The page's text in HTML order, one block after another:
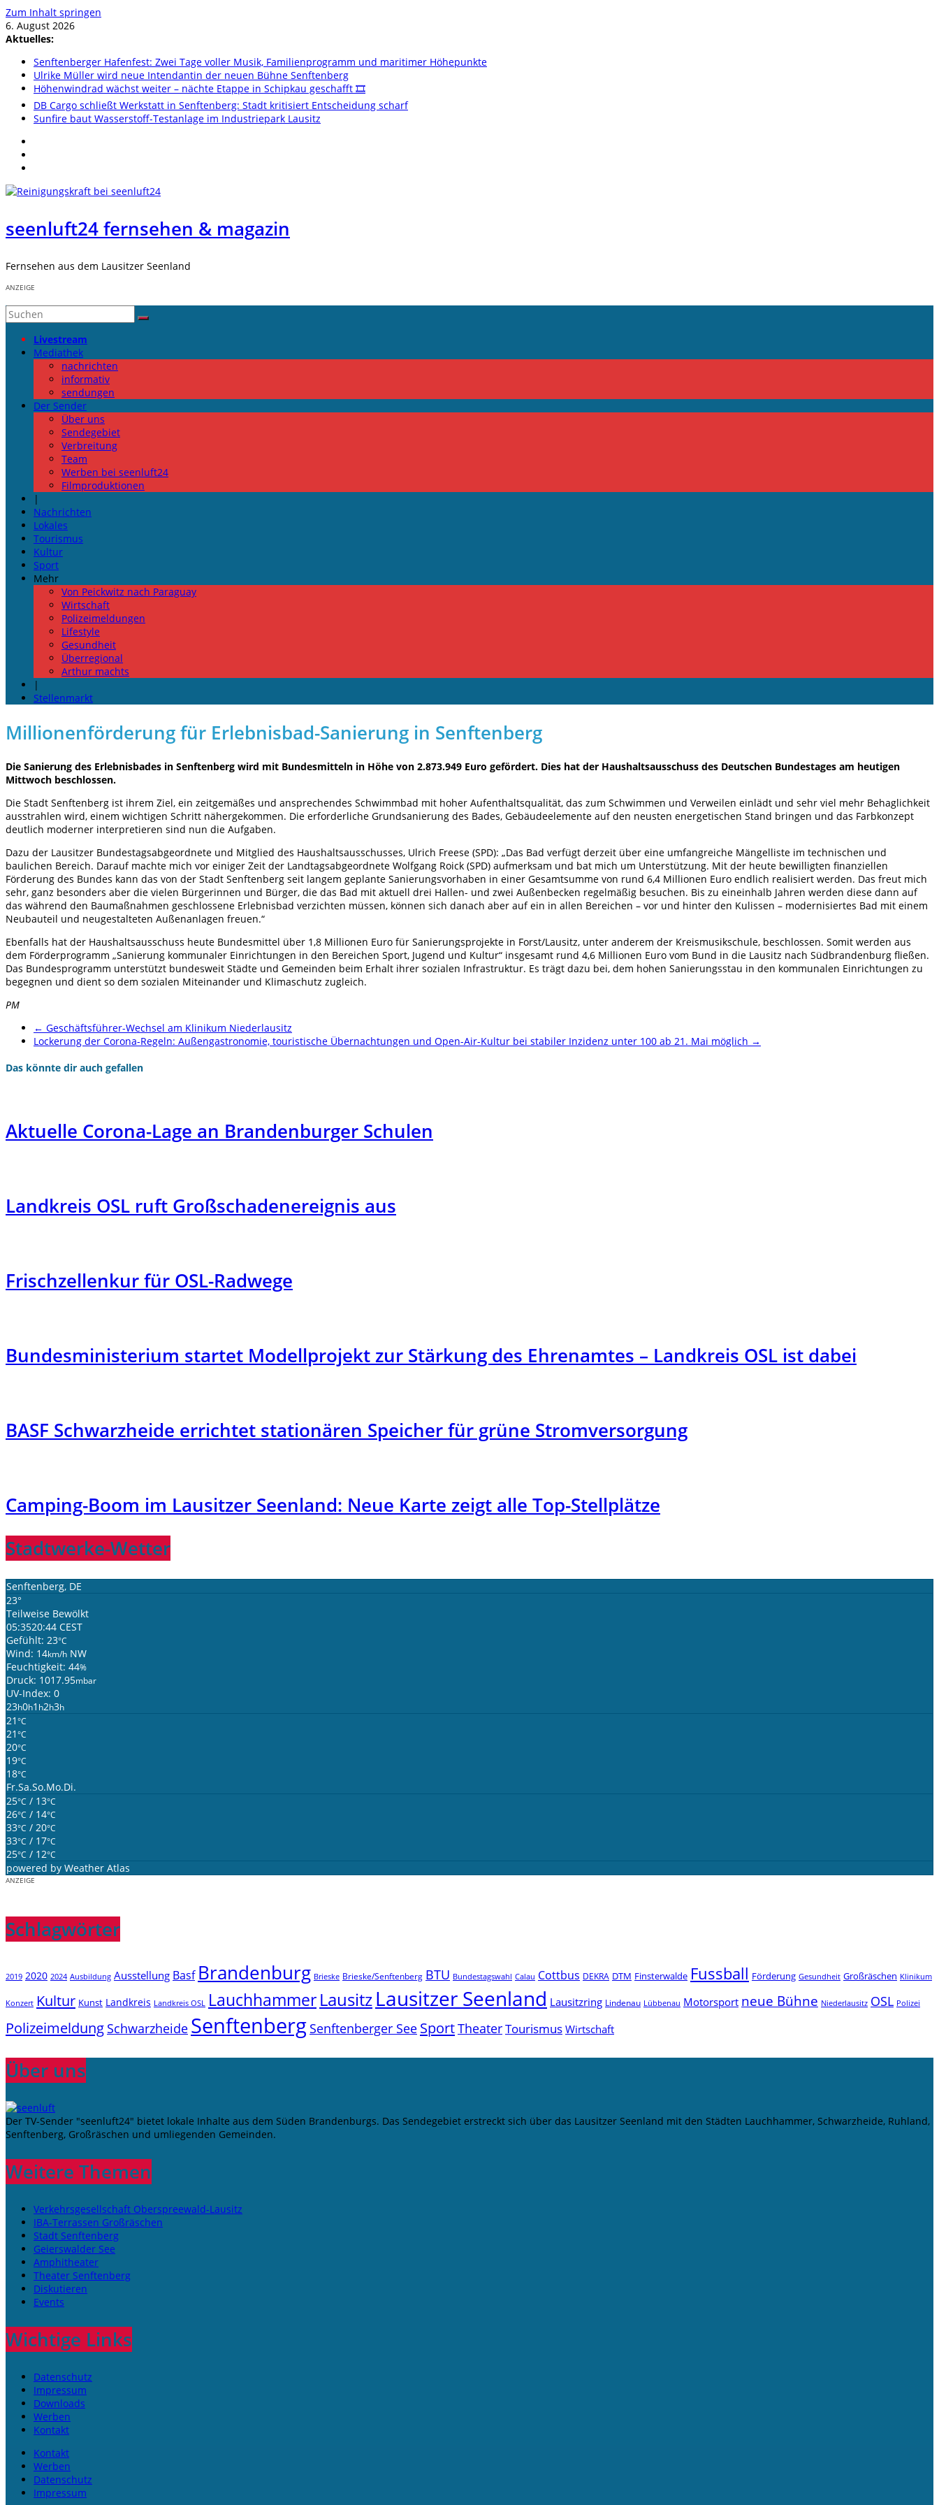
Zum Inhalt springen
6. August 2026
Aktuelles:
Senftenberger Hafenfest: Zwei Tage voller Musik, Familienprogramm und maritimer Höhepunkte
Ulrike Müller wird neue Intendantin der neuen Bühne Senftenberg
Höhenwindrad wächst weiter – nächte Etappe in Schipkau geschafft 🎞️
DB Cargo schließt Werkstatt in Senftenberg: Stadt kritisiert Entscheidung scharf
Sunfire baut Wasserstoff-Testanlage im Industriepark Lausitz
seenluft24 fernsehen & magazin
Fernsehen aus dem Lausitzer Seenland
ANZEIGE
Livestream
Mediathek
nachrichten
informativ
sendungen
Der Sender
Über uns
Sendegebiet
Verbreitung
Team
Werben bei seenluft24
Filmproduktionen
|
Nachrichten
Lokales
Tourismus
Kultur
Sport
Mehr
Von Peickwitz nach Paraguay
Wirtschaft
Polizeimeldungen
Lifestyle
Gesundheit
Überregional
Arthur machts
|
Stellenmarkt
Millionenförderung für Erlebnisbad-Sanierung in Senftenberg
Die Sanierung des Erlebnisbades in Senftenberg wird mit Bundesmitteln in Höhe von 2.873.949 Euro gefördert. Dies hat der Haushaltsausschuss des Deutschen Bundestages am heutigen
Mittwoch beschlossen.
Die Stadt Senftenberg ist ihrem Ziel, ein zeitgemäßes und ansprechendes Schwimmbad mit hoher Aufenthaltsqualität, das zum Schwimmen und Verweilen einlädt und sehr viel mehr Behaglichkeit
ausstrahlen wird, einem wichtigen Schritt nähergekommen. Die erforderliche Grundsanierung des Bades, Gebäudeelemente auf den neusten energetischen Stand bringen und das Farbkonzept
deutlich moderner interpretieren sind nun die Aufgaben.
Dazu der Lausitzer Bundestagsabgeordnete und Mitglied des Haushaltsausschusses, Ulrich Freese (SPD): „Das Bad verfügt derzeit über eine umfangreiche Mängelliste im technischen und
baulichen Bereich. Darauf machte mich vor einiger Zeit der Landtagsabgeordnete Wolfgang Roick (SPD) aufmerksam und bat mich um Unterstützung. Mit der heute bewilligten finanziellen
Förderung des Bundes kann das von der Stadt Senftenberg seit langem geplante Sanierungsvorhaben in einer Gesamtsumme von rund 6,4 Millionen Euro endlich realisiert werden. Das freut mich
sehr, ganz besonders aber die vielen Bürgerinnen und Bürger, die das Bad mit aktuell drei Hallen- und zwei Außenbecken regelmäßig besuchen. Bis zu eineinhalb Jahren werden diese dann auf
das während den Baumaßnahmen geschlossene Erlebnisbad verzichten müssen, können sich danach aber auf ein in allen Bereichen – vor und hinter den Kulissen – modernisiertes Bad mit einem
Neubauteil und neugestalteten Außenanlagen freuen.“
Ebenfalls hat der Haushaltsausschuss heute Bundesmittel über 1,8 Millionen Euro für Sanierungsprojekte in Forst/Lausitz, unter anderem der Kreismusikschule, beschlossen. Somit werden aus
dem Förderprogramm „Sanierung kommunaler Einrichtungen in den Bereichen Sport, Jugend und Kultur“ insgesamt rund 4,6 Millionen Euro vom Bund in die Lausitz nach Südbrandenburg fließen.
Das Bundesprogramm unterstützt bundesweit Städte und Gemeinden beim Erhalt ihrer sozialen Infrastruktur. Es trägt dazu bei, dem hohen Sanierungsstau in den kommunalen Einrichtungen zu
begegnen und dient so dem sozialen Miteinander und Klimaschutz zugleich.
PM
← Geschäftsführer-Wechsel am Klinikum Niederlausitz
Lockerung der Corona-Regeln: Außengastronomie, touristische Übernachtungen und Open-Air-Kultur bei stabiler Inzidenz unter 100 ab 21. Mai möglich →
Das könnte dir auch gefallen
Aktuelle Corona-Lage an Brandenburger Schulen
Landkreis OSL ruft Großschadenereignis aus
Frischzellenkur für OSL-Radwege
Bundesministerium startet Modellprojekt zur Stärkung des Ehrenamtes – Landkreis OSL ist dabei
BASF Schwarzheide errichtet stationären Speicher für grüne Stromversorgung
Camping-Boom im Lausitzer Seenland: Neue Karte zeigt alle Top-Stellplätze
Stadtwerke-Wetter
Senftenberg, DE
23°
Teilweise Bewölkt
05:3520:44 CEST
Gefühlt: 23°C
Wind: 14km/h NW
Feuchtigkeit: 44%
Druck: 1017.95mbar
UV-Index: 0
23h0h1 h2h3h
21 °C
21 °C
20°C
19°C
18°C
Fr.Sa.So.Mo.Di.
25°C / 13°C
26°C / 14°C
33°C / 20°C
33°C / 17°C
25°C / 12°C
powered by Weather Atlas
ANZEIGE
Schlagwörter
2019 2020 2024 Ausbildung Ausstellung Basf Brandenburg Brieske Brieske/Senftenberg BTU Bundestagswahl Calau Cottbus DEKRA DTM Finsterwalde Fussball Förderung Gesundheit Großräschen Klinikum
Konzert Kultur Kunst Landkreis Landkreis OSL LauchhammerLausitzLausitzer Seenland Lausitzring Lindenau Lübbenau Motorsport neue Bühne Niederlausitz OSL Polizei
Polizeimeldung Schwarzheide Senftenberg Senftenberger See SportTheaterTourismus Wirtschaft
Über uns
Der TV-Sender "seenluft24" bietet lokale Inhalte aus dem Süden Brandenburgs. Das Sendegebiet erstreckt sich über das Lausitzer Seenland mit den Städten Lauchhammer, Schwarzheide, Ruhland,
Senftenberg, Großräschen und umliegenden Gemeinden.
Weitere Themen
Verkehrsgesellschaft Oberspreewald-Lausitz
IBA-Terrassen Großräschen
Stadt Senftenberg
Geierswalder See
Amphitheater
Theater Senftenberg
Diskutieren
Events
Wichtige Links
Datenschutz
Impressum
Downloads
Werben
Kontakt
Kontakt
Werben
Datenschutz
Impressum